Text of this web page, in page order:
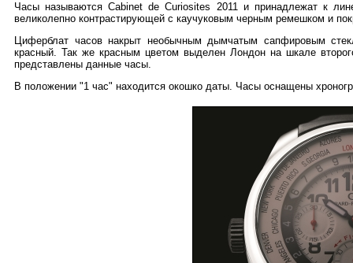
Часы называются Cabinet de Curiosites 2011 и принадлежат к
великолепно контрастирующей с каучуковым черным ремешком и
Циферблат часов накрыт необычным дымчатым сапфировым
красный. Так же красным цветом выделен Лондон на шкале
представлены данные часы.
В положении "1 час" находится окошко даты. Часы оснащены